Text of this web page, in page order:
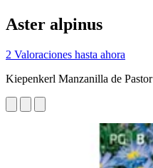
Aster alpinus
2 Valoraciones hasta ahora
Kiepenkerl Manzanilla de Pastor